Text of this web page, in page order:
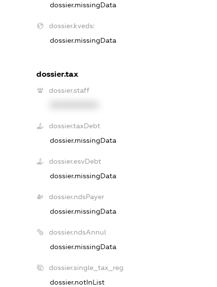
dossier.missingData
dossier.kveds:
dossier.missingData
dossier.tax
dossier.staff
dossier.taxDebt
dossier.missingData
dossier.esvDebt
dossier.missingData
dossier.ndsPayer
dossier.missingData
dossier.ndsAnnul
dossier.missingData
dossier.single_tax_reg
dossier.notInList